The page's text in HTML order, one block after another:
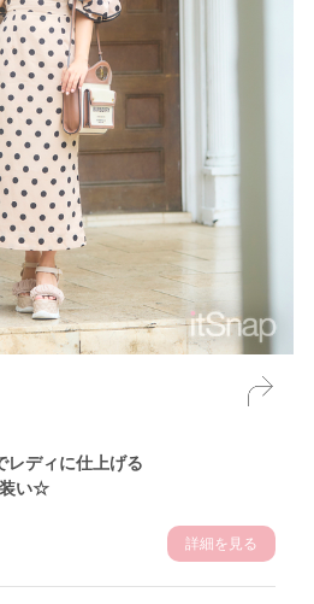
レディに仕上げる
装い☆
詳細を見る